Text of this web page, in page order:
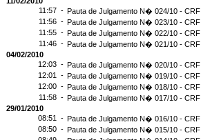
11:57 - Pauta de Julgamento N� 024/10 -
11:56 - Pauta de Julgamento N� 023/10 -
11:55 - Pauta de Julgamento N� 022/10 -
11:46 - Pauta de Julgamento N� 021/10 -
04/02/2010
12:03 - Pauta de Julgamento N� 020/10 - CRF
12:01 - Pauta de Julgamento N� 019/10 -
12:00 - Pauta de Julgamento N� 018/10 -
11:58 - Pauta de Julgamento N� 017/10 -
29/01/2010
08:51 - Pauta de Julgamento N� 016/10 -
08:50 - Pauta de Julgamento N� 015/10 -